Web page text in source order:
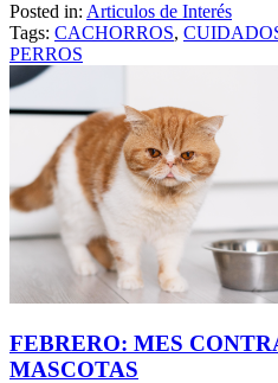
Posted in: Articulos de Interés
Tags: CACHORROS,
PERROS
FEBRERO: MES
MASCOTAS